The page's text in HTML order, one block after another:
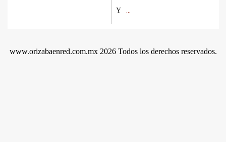
Y
www.orizabaenred.com.mx 2026 Todos los derechos reservados.